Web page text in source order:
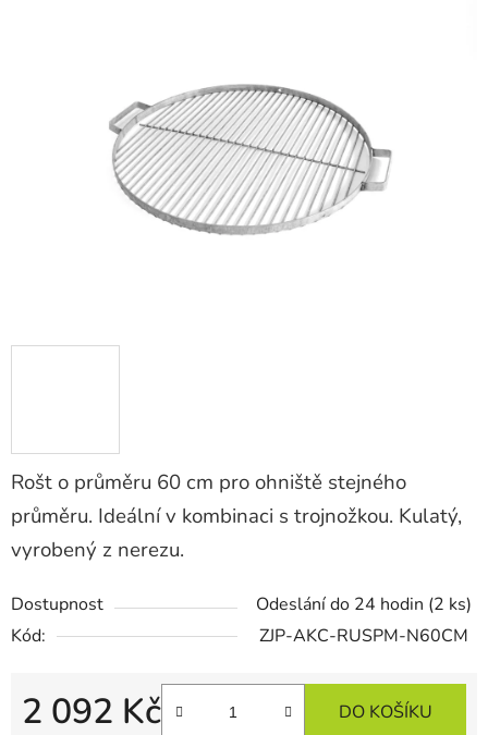
Rošt o průměru 60 cm pro ohniště stejného
průměru. Ideální v kombinaci s trojnožkou. Kulatý,
vyrobený z nerezu.
Dostupnost Odeslání do 24 hodin (2 ks)
Kód:
ZJP-AKC-RUSPM-N60CM
2 092 Kč DO KOŠÍKU